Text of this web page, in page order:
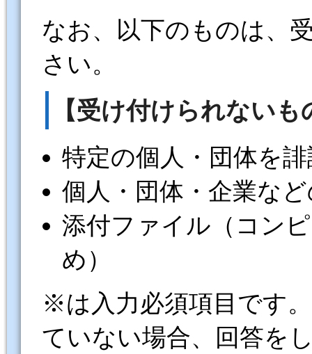
なお、以下のものは、
さい。
【受け付けられないも
特定の個人・団体を
個人・団体・企業な
添付ファイル（コン
め）
※は入力必須項目です
ていない場合、回答を